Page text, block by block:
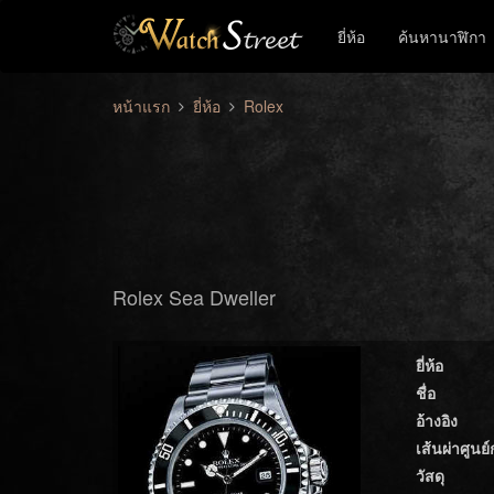
ยี่ห้อ ค้นหานาฬิกา
หน้าแรก ยี่ห้อ Rolex
Rolex Sea Dweller
ยี่ห้อ
ชื่อ
อ้างอิง
เส้นผ่าศูนย์
วัสดุ